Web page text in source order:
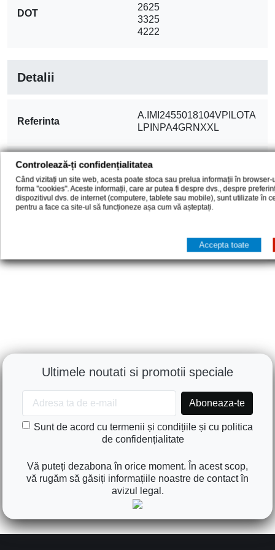
DOT
2625
3325
4222
Detalii
Referinta
A.IMI2455018104VPILOTA
LPINPA4GRNXXL
cod EAN13 3528708131002
Comentarii (0)
Nu sunt opinii ale clientilor in acest moment.
Ultimele noutati si promotii speciale
Sunt de acord cu termenii și condițiile și cu politica
de confidențialitate
Vă puteți dezabona în orice moment. În acest scop,
vă rugăm să găsiți informațiile noastre de contact în
avizul legal.
Controlează-ți confidențialitatea
Când vizitați un site web, acesta poate stoca sau prelua informații în browser-
forma "cookies". Aceste informații, care ar putea fi despre dvs., despre
dispozitivul dvs. de internet (computere, tablete sau mobile), sunt utilizate în
pentru a face ca site-ul să funcționeze așa cum vă așteptați.
Accepta toate